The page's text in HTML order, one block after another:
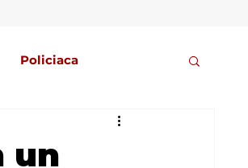
Policiaca
un